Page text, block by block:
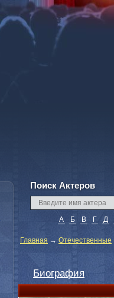
Поиск Актеров
А Б В Г Д
Главная → Отечественные
Биография